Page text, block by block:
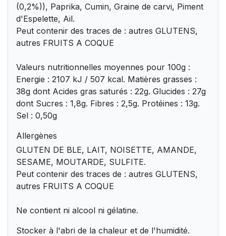
(0,2%)), Paprika, Cumin, Graine de carvi, Piment
d'Espelette, Ail.
Peut contenir des traces de : autres GLUTENS,
autres FRUITS A COQUE
Valeurs nutritionnelles moyennes pour 100g :
Energie : 2107 kJ / 507 kcal. Matières grasses :
38g dont Acides gras saturés : 22g. Glucides : 27g
dont Sucres : 1,8g. Fibres : 2,5g. Protéines : 13g.
Sel : 0,50g
Allergènes
GLUTEN DE BLE, LAIT, NOISETTE, AMANDE,
SESAME, MOUTARDE, SULFITE.
Peut contenir des traces de : autres GLUTENS,
autres FRUITS A COQUE
Ne contient ni alcool ni gélatine.
Stocker à l'abri de la chaleur et de l'humidité.